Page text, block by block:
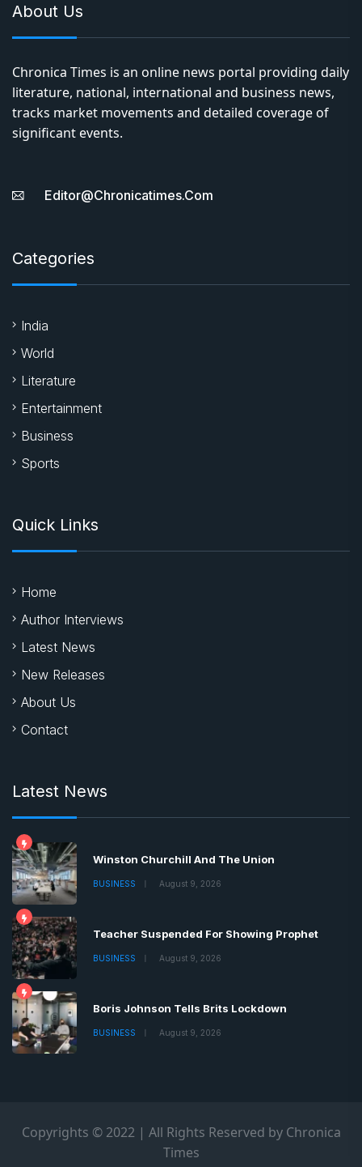
About Us
Chronica Times is an online news portal providing daily
literature, national, international and business news,
tracks market movements and detailed coverage of
significant events.
Editor@chronicatimes.com
Categories
India
World
Literature
Entertainment
Business
Sports
Quick Links
Home
Author Interviews
Latest News
New Releases
About Us
Contact
Latest News
Winston Churchill And The Union
BUSINESS August 9, 2026
Teacher Suspended For Showing Prophet
BUSINESS August 9, 2026
Boris Johnson Tells Brits Lockdown
BUSINESS August 9, 2026
Copyrights © 2022 | All Rights Reserved by Chronica
Times